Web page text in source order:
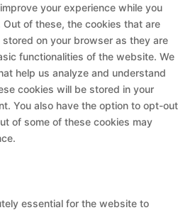
your experience while you
of these, the cookies that are
on your browser as they are
functionalities of the website. We
help us analyze and understand
cookies will be stored in your
You also have the option to opt-out
of some of these cookies may
essential for the website to